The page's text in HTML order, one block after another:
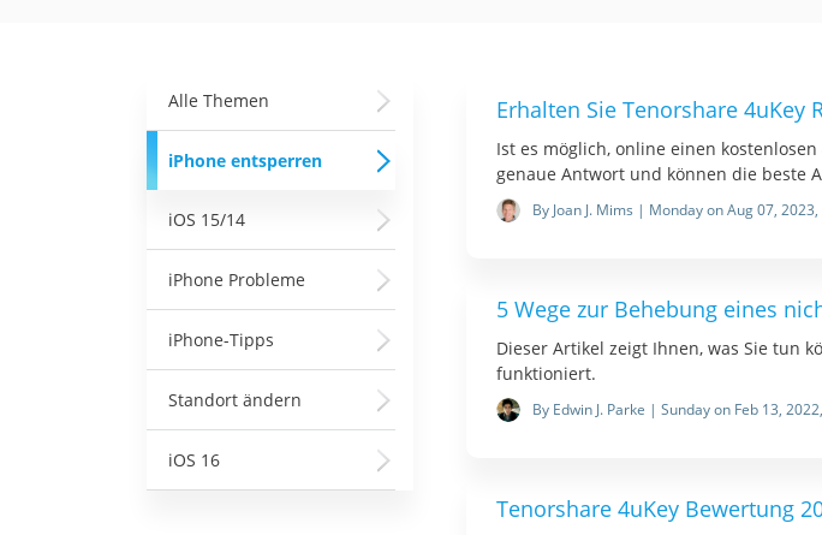
Alle Themen
iPhone entsperren
iOS 15/14
iPhone Probleme
iPhone-Tipps
Standort ändern
iOS 16
Erhalten Sie Tenorshare 4uKey
Ist es möglich, online einen
genaue Antwort und können die beste
By Joan J. Mims | Monday on Aug 07,
5 Wege zur Behebung eines
Dieser Artikel zeigt Ihnen, was Sie tun
funktioniert.
By Edwin J. Parke | Sunday on Feb 13,
Tenorshare 4uKey Bewertung